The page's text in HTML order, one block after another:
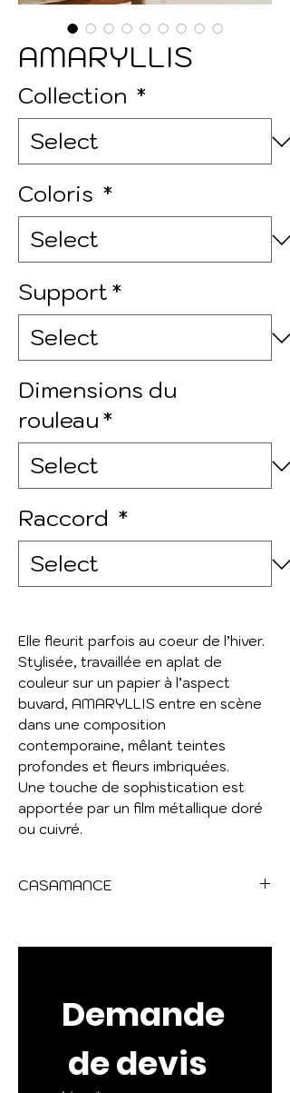
AMARYLLIS
Collection *
Coloris *
Support*
Dimensions du
rouleau*
Raccord *
Elle fleurit parfois au coeur de l’hiver.
Stylisée, travaillée en aplat de
couleur sur un papier à l’aspect
buvard, AMARYLLIS entre en scène
dans une composition
contemporaine, mêlant teintes
profondes et fleurs imbriquées.
Une touche de sophistication est
apportée par un film métallique doré
ou cuivré.
CASAMANCE
motifs floraux complexes. Avec ses
teintes pastel douces et ses motifs
de feuillage vibrants, cette
collection allie modernité et monde
Demande
de devis